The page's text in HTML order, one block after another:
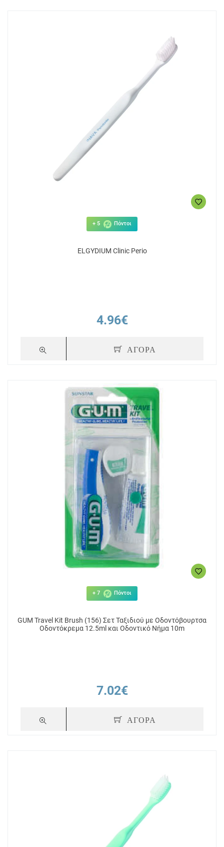
+ 5 Πόντοι
ELGYDIUM Clinic Perio
4.96€
ΑΓΟΡΑ
+ 7 Πόντοι
GUM Travel Kit Brush (156) Σετ Ταξιδιού με Οδοντόβουρτσα
Οδοντόκρεμα 12.5ml και Οδοντικό Νήμα 10m
7.02€
ΑΓΟΡΑ